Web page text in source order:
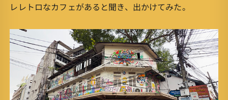
レレトロなカフェがあると聞き、出かけてみた。